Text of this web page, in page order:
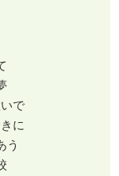
で
に